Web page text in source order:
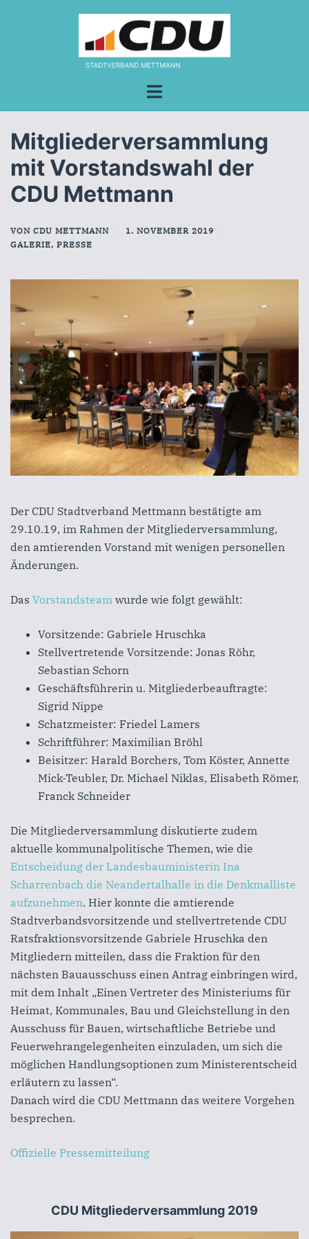
Menü
Mitgliederversammlung
mit Vorstandswahl der
CDU Mettmann
VON CDU METTMANN
1. NOVEMBER 2019
GALERIE, PRESSE
Der CDU Stadtverband Mettmann bestätigte am
29.10.19, im Rahmen der Mitgliederversammlung,
den amtierenden Vorstand mit wenigen personellen
Änderungen.
Das Vorstandsteam wurde wie folgt gewählt:
Vorsitzende: Gabriele Hruschka
Stellvertretende Vorsitzende: Jonas Röhr,
Sebastian Schorn
Geschäftsführerin u. Mitgliederbeauftragte:
Sigrid Nippe
Schatzmeister: Friedel Lamers
Schriftführer: Maximilian Bröhl
Beisitzer: Harald Borchers, Tom Köster, Annette
Mick-Teubler, Dr. Michael Niklas, Elisabeth Römer,
Franck Schneider
Die Mitgliederversammlung diskutierte zudem
aktuelle kommunalpolitische Themen, wie die
Entscheidung der Landesbauministerin Ina
Scharrenbach die Neandertalhalle in die Denkmalliste
aufzunehmen. Hier konnte die amtierende
Stadtverbandsvorsitzende und stellvertretende CDU
Ratsfraktionsvorsitzende Gabriele Hruschka den
Mitgliedern mitteilen, dass die Fraktion für den
nächsten Bauausschuss einen Antrag einbringen wird,
mit dem Inhalt „Einen Vertreter des Ministeriums für
Heimat, Kommunales, Bau und Gleichstellung in den
Ausschuss für Bauen, wirtschaftliche Betriebe und
Feuerwehrangelegenheiten einzuladen, um sich die
möglichen Handlungsoptionen zum Ministerentscheid
erläutern zu lassen“.
Danach wird die CDU Mettmann das weitere Vorgehen
besprechen.
Offizielle Pressemitteilung
CDU Mitgliederversammlung 2019